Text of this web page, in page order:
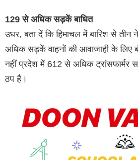
129 से अधिक सड़कें बाधित
उधर, बता दें कि हिमाचल में बारिश से
अधिक सड़कें वाहनों की आवाजाही के लिए
नहीं प्रदेश में 612 से अधिक ट्रांसफार्मर
ठप है।